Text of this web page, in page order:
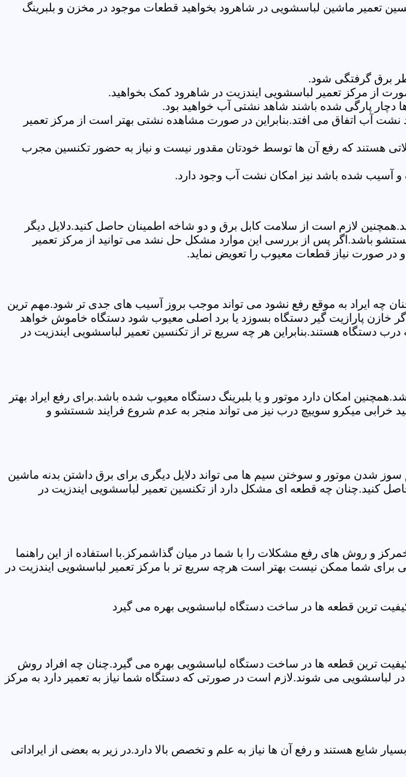
تعمیر ماشین لباسشویی در شاهرود بخواهید قطعات موجود در مخزن و بلبرینگ
برق گرفتگی شود.
از مرکز تعمیر لباسشویی ایندزیت در شاهرود کمک بخواهید.
پارگی شده باشند شاهد نشتی آب خواهید بود.
نشت آب اتفاق می افتد.بنابراین در صورت مشاهده نشتی بهتر است از مرکز تعمیر
هستند که رفع آن ها توسط خودتان مقدور نیست و نیاز به حضور تکنسین مجرب
آسیب شده باشد نیز امکان نشت آب وجود دارد.
لازم است از سلامت کابل برق و دو شاخه اطمینان حاصل کنید.دلایل دیگر
باشد.اگر پس از بررسی این موارد مشکل حل نشد می توانید از مرکز تعمیر
و در صورت نیاز قطعات معیوب را تعویض نماید.
چه ایراد به موقع رفع نشود می تواند موجب بروز آسیب های جدی تر شود.مهم ترین
پارازیت گیر دستگاه بسوزد یا برد اصلی معیوب شود دستگاه خاموش خواهد
دستگاه هستند.بنابراین هر چه سریع تر از تکنسین تعمیر لباسشویی ایندزیت در
امکان دارد موتور و یا بلبرینگ دستگاه معیوب شده باشد.برای رفع ایراد بهتر
خرابی میکرو سوییچ درب نیز می تواند منجر به عدم شروع فرایند شستشو و
شدن موتور و سوختن سیم ها می تواند دلایل دیگری برای برق داشتن بدنه ماشین
کنید.چنان چه قطعه ای مشکل دارد از تکنسین تعمیر لباسشویی ایندزیت در
و روش های رفع مشکلات را با شما در میان گذاشمرکز.با استفاده از این راهنما
شما ممکن نیست بهتر است هرچه سریع تر با مرکز تعمیر لباسشویی ایندزیت در
ترین قطعه ها در ساخت دستگاه لباسشویی بهره می گیرد
ترین قطعه ها در ساخت دستگاه لباسشویی بهره می گیرد.چنان چه افراد روش
لباسشویی می شوند.لازم است در صورتی که دستگاه شما نیاز به تعمیر دارد به مرکز
هستند و رفع آن ها نیاز به علم و تخصص بالا دارد.در زیر به بعضی از ایراداتی